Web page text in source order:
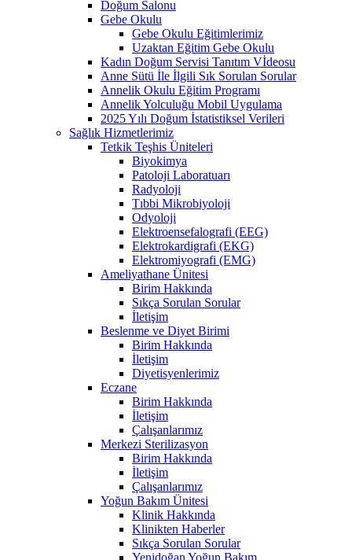
Doğum Salonu
Gebe Okulu
Gebe Okulu Eğitimlerimiz
Uzaktan Eğitim Gebe Okulu
Kadın Doğum Servisi Tanıtım Vİdeosu
Anne Sütü İle İlgili Sık Sorulan Sorular
Annelik Okulu Eğitim Programı
Annelik Yolculuğu Mobil Uygulama
2025 Yılı Doğum İstatistiksel Verileri
Sağlık Hizmetlerimiz
Tetkik Teşhis Üniteleri
Biyokimya
Patoloji Laboratuarı
Radyoloji
Tıbbi Mikrobiyoloji
Odyoloji
Elektroensefalografi (EEG)
Elektrokardigrafi (EKG)
Elektromiyografi (EMG)
Ameliyathane Ünitesi
Birim Hakkında
Sıkça Sorulan Sorular
İletişim
Beslenme ve Diyet Birimi
Birim Hakkında
İletişim
Diyetisyenlerimiz
Eczane
Birim Hakkında
İletişim
Çalışanlarımız
Merkezi Sterilizasyon
Birim Hakkında
İletişim
Çalışanlarımız
Yoğun Bakım Ünitesi
Klinik Hakkında
Klinikten Haberler
Sıkça Sorulan Sorular
Yenidoğan Yoğun Bakım